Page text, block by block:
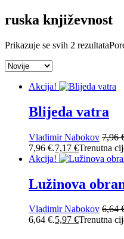
ruska književnost
Prikazuje se svih 2 rezultata
Akcija!
Blijeda vatra
Vladimir Nabokov 7,96
7,96 €.7,17 €Trenutna
Akcija!
Lužinova
Vladimir Nabokov 6,64
6,64 €.5,97 €Trenutna